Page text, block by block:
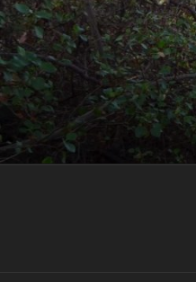
Zum
Inhalt
springen